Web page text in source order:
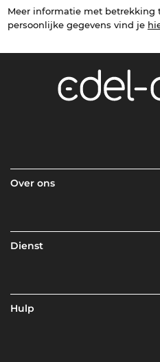
Meer informatie met betrekking
persoonlijke gegevens vind je
Over ons
Dienst
Hulp